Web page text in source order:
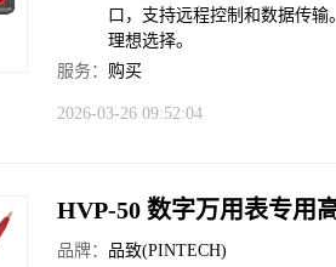
口，支持远程控制和数据传
理想选择。
服务： 购买
2026-03-26 09:52:04
HVP-50 数字万用表专用
品牌： 品致(PINTECH)